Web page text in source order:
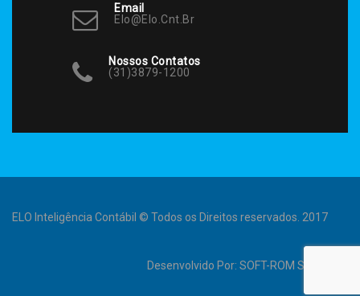
Email
Elo@elo.cnt.br
Nossos Contatos
(31)3879-1200
ELO Inteligência Contábil © Todos os Direitos reservados. 2017
Desenvolvido Por: SOFT-ROM Sistemas